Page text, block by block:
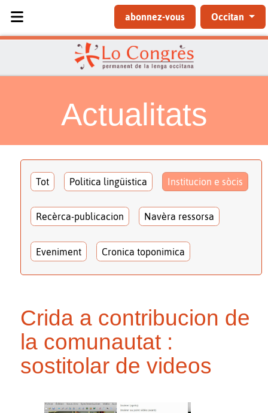
abonnez-vous Occitan
Actualitats
Tot Politica lingüistica Institucion e sòcis
Recèrca-publicacion Navèra ressorsa
Eveniment Cronica toponimica
Crida a contribucion de
la comunautat :
sostitolar de videos